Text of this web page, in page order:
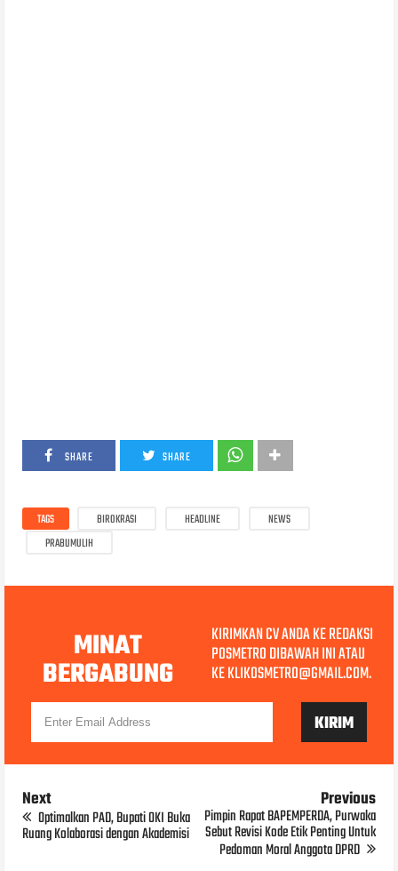
SHARE SHARE
TAGS BIROKRASI HEADLINE
NEWS
PRABUMULIH
MINAT
BERGABUNG
KIRIMKAN CV ANDA KE REDAKSI
POSMETRO DIBAWAH INI ATAU
KE KLIKOSMETRO@GMAIL.COM.
Next
Optimalkan PAD, Bupati OKI Buka
Ruang Kolaborasi dengan Akademisi
Previous
Pimpin Rapat BAPEMPERDA, Purwaka
Sebut Revisi Kode Etik Penting Untuk
Pedoman Moral Anggota DPRD